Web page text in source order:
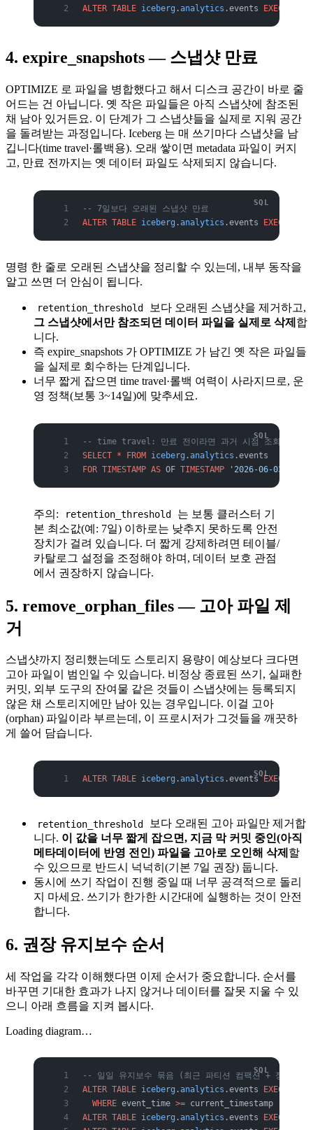
ALTER TABLE iceberg .analytics .events EXECUTE
4. expire_snapshots — 스냅샷 만료
OPTIMIZE 로 파일을 병합했다고 해서 디스크 공간이 바로 줄
어드는 건 아닙니다. 옛 작은 파일들은 아직 스냅샷에 참조된
채 남아 있거든요. 이 단계가 그 스냅샷들을 실제로 지워 공간
을 돌려받는 과정입니다. Iceberg 는 매 쓰기마다 스냅샷을 남
깁니다(time travel·롤백용). 오래 쌓이면 metadata 파일이 커지
고, 만료 전까지는 옛 데이터 파일도 삭제되지 않습니다.
-- 7일보다 오래된 스냅샷 만료
ALTER TABLE iceberg .analytics .events EXECUTE
명령 한 줄로 오래된 스냅샷을 정리할 수 있는데, 내부 동작을
알고 쓰면 더 안심이 됩니다.
retention_threshold
보다 오래된 스냅샷을 제거하고,
그 스냅샷에서만 참조되던 데이터 파일을 실제로 삭제 합
니다.
즉 expire_snapshots 가 OPTIMIZE 가 남긴 옛 작은 파일들
을 실제로 회수하는 단계입니다.
너무 짧게 잡으면 time travel·롤백 여력이 사라지므로, 운
영 정책(보통 3~14일)에 맞추세요.
-- time travel: 만료 전이라면 과거 시점 조회 가능
SELECT * FROM iceberg .analytics .events
FOR TIMESTAMP AS OF TIMESTAMP '2026-06-03
주의: retention_threshold
는 보통 클러스터 기
본 최소값(예: 7일) 이하로는 낮추지 못하도록 안전
장치가 걸려 있습니다. 더 짧게 강제하려면 테이블/
카탈로그 설정을 조정해야 하며, 데이터 보호 관점
에서 권장하지 않습니다.
5. remove_orphan_files — 고아 파일 제
거
스냅샷까지 정리했는데도 스토리지 용량이 예상보다 크다면
고아 파일이 범인일 수 있습니다. 비정상 종료된 쓰기, 실패한
커밋, 외부 도구의 잔여물 같은 것들이 스냅샷에는 등록되지
않은 채 스토리지에만 남아 있는 경우입니다. 이걸 고아
(orphan) 파일이라 부르는데, 이 프로시저가 그것들을 깨끗하
게 쓸어 담습니다.
ALTER TABLE iceberg .analytics .events EXECUTE
retention_threshold
보다 오래된 고아 파일만 제거합
니다. 이 값을 너무 짧게 잡으면, 지금 막 커밋 중인(아직
메타데이터에 반영 전인) 파일을 고아로 오인해 삭제 할
수 있으므로 반드시 넉넉히(기본 7일 권장) 둡니다.
동시에 쓰기 작업이 진행 중일 때 너무 공격적으로 돌리
지 마세요. 쓰기가 한가한 시간대에 실행하는 것이 안전
합니다.
6. 권장 유지보수 순서
세 작업을 각각 이해했다면 이제 순서가 중요합니다. 순서를
바꾸면 기대한 효과가 나지 않거나 데이터를 잘못 지울 수 있
으니 아래 흐름을 지켜 봅시다.
Loading diagram…
-- 일일 유지보수 묶음 (최근 파티션 컴팩션 + 정리)
ALTER TABLE iceberg .analytics .events EXECUTE
  WHERE
event_time >= current_timestamp
ALTER TABLE iceberg .analytics .events EXECUTE